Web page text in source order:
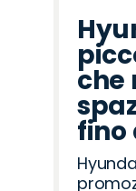
che
fino